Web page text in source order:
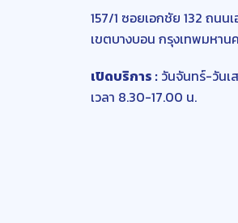
157/1 ซอยเอกชัย 132 ถนน
เขตบางบอน กรุงเทพมหาน
เปิดบริการ : วันจันทร์-วันเ
เวลา 8.30-17.00 น.